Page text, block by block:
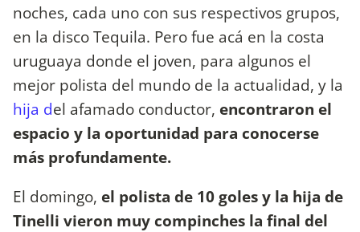
noches, cada uno con sus respectivos grupos,
en la disco Tequila. Pero fue acá en la costa
uruguaya donde el joven, para algunos el
mejor polista del mundo de la actualidad, y la
hija del afamado conductor, encontraron el
espacio y la oportunidad para conocerse
más profundamente.
El domingo, el polista de 10 goles y la hija de
Tinelli vieron muy compinches la final del